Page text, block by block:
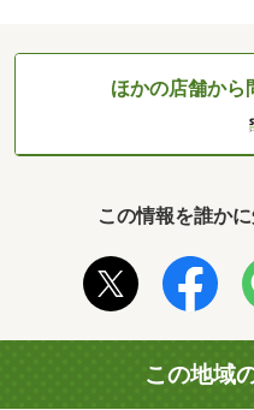
ほかの店舗から
この情報を誰か
この地域